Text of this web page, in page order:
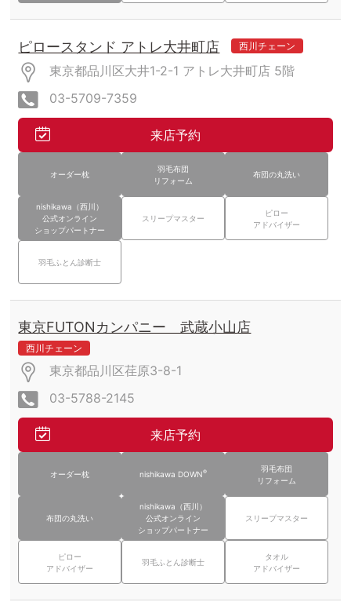
ピロースタンド アトレ大井町店 西川チェーン
東京都品川区大井1-2-1 アトレ大井町店 5階
03-5709-7359
来店予約
オーダー枕
羽毛布団
リフォーム
布団の丸洗い
nishikawa（西川）
公式オンライン
ショップパートナー
スリープマスター
ピロー
アドバイザー
羽毛ふとん診断士
東京FUTONカンパニー 武蔵小山店
西川チェーン
東京都品川区荏原3-8-1
03-5788-2145
来店予約
オーダー枕 nishikawa DOWN®
羽毛布団
リフォーム
布団の丸洗い
nishikawa（西川）
公式オンライン
ショップパートナー
スリープマスター
ピロー
アドバイザー
羽毛ふとん診断士
タオル
アドバイザー